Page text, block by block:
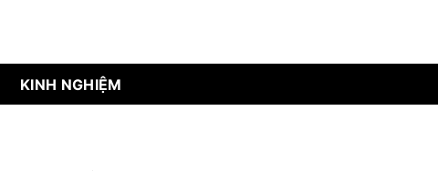
KINH NGHIỆM